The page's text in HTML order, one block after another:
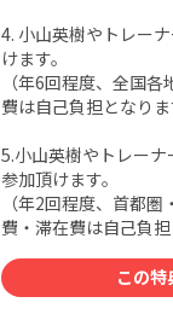
4. 小山英樹やトレー
けます。
（年6回程度、全国
費は自己負担となりま
5.小山英樹やトレー
参加頂けます。
（年2回程度、首都
費・滞在費は自己負担
この